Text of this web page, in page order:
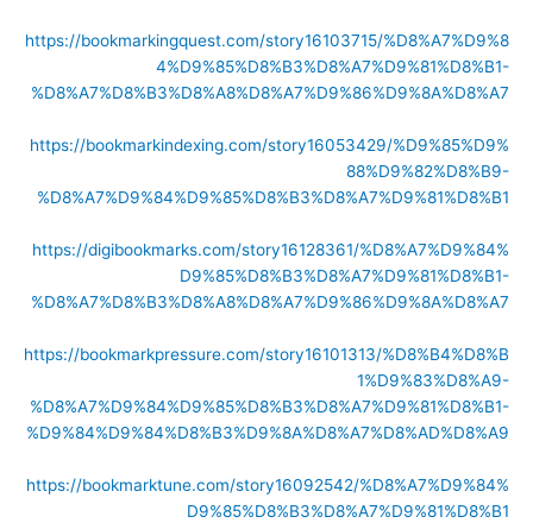
https://bookmarkingquest.com/story16103715/%D8%A7%D9%8
4%D9%85%D8%B3%D8%A7%D9%81%D8%B1-
%D8%A7%D8%B3%D8%A8%D8%A7%D9%86%D9%8A%D8%A7
https://bookmarkindexing.com/story16053429/%D9%85%D9%
88%D9%82%D8%B9-
%D8%A7%D9%84%D9%85%D8%B3%D8%A7%D9%81%D8%B1
https://digibookmarks.com/story16128361/%D8%A7%D9%84%
D9%85%D8%B3%D8%A7%D9%81%D8%B1-
%D8%A7%D8%B3%D8%A8%D8%A7%D9%86%D9%8A%D8%A7
https://bookmarkpressure.com/story16101313/%D8%B4%D8%B
1%D9%83%D8%A9-
%D8%A7%D9%84%D9%85%D8%B3%D8%A7%D9%81%D8%B1-
%D9%84%D9%84%D8%B3%D9%8A%D8%A7%D8%AD%D8%A9
https://bookmarktune.com/story16092542/%D8%A7%D9%84%
D9%85%D8%B3%D8%A7%D9%81%D8%B1